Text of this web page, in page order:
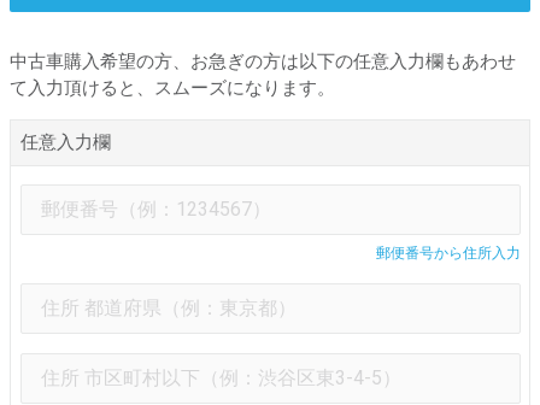
中古車購入希望の方、お急ぎの方は以下の任意入力欄もあわせ
て入力頂けると、スムーズになります。
任意入力欄
郵便番号から住所入力